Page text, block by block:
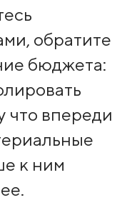
обратите
бюджета:
что впереди
к ним